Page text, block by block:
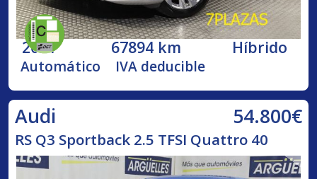
2021 67894 km Híbrido
Automático IVA deducible
Audi 54.800€
RS Q3 Sportback 2.5 TFSI Quattro 40